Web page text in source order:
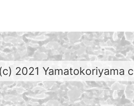
2021 Yamatokoriyama